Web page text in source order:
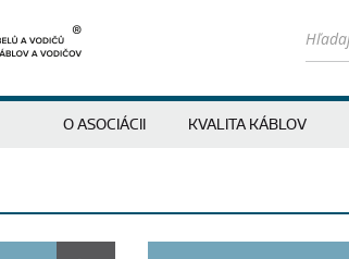
O ASOCIÁCII KVALITA KÁBLOV